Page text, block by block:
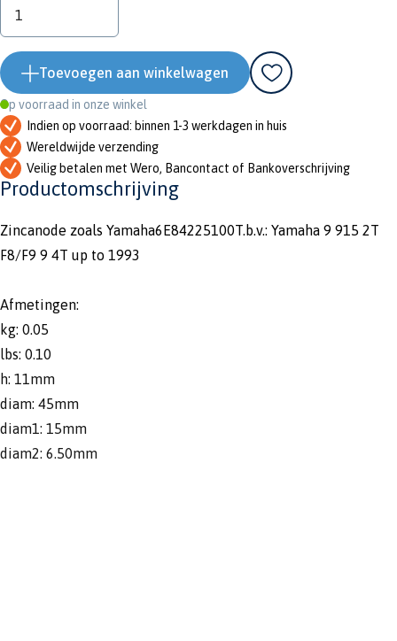
Toevoegen aan winkelwagen
Op voorraad in onze winkel
Indien op voorraad: binnen 1-3 werkdagen in huis
Wereldwijde verzending
Veilig betalen met Wero, Bancontact of Bankoverschrijving
Productomschrijving
Zincanode zoals Yamaha6E84225100T.b.v.: Yamaha 9 915 2T
F8/F9 9 4T up to 1993
Afmetingen:
kg: 0.05
lbs: 0.10
h: 11mm
diam: 45mm
diam1: 15mm
diam2: 6.50mm